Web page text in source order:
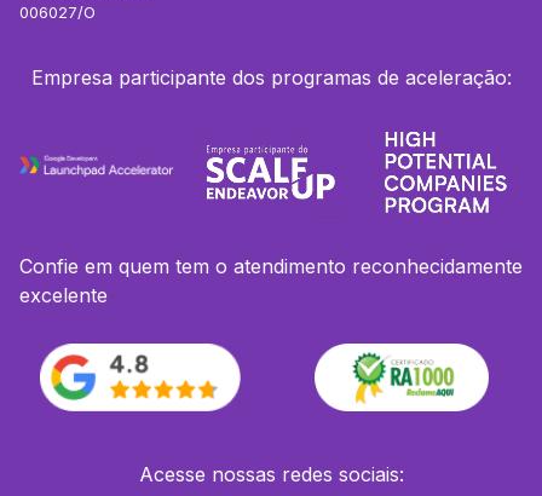
006027/O
Empresa participante dos programas de aceleração:
Confie em quem tem o atendimento reconhecidamente
excelente
Acesse nossas redes sociais: